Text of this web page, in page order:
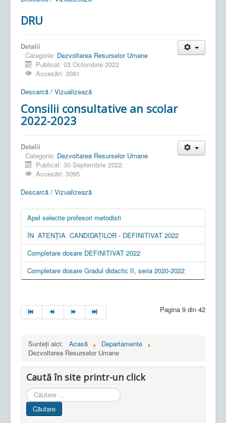
DRU
Detalii
Categorie: Dezvoltarea Resurselor Umane
Publicat: 03 Octombrie 2022
Accesări: 3081
Descarcă / Vizualizează
Consilii consultative an scolar
2022-2023
Detalii
Categorie: Dezvoltarea Resurselor Umane
Publicat: 30 Septembrie 2022
Accesări: 3095
Descarcă / Vizualizează
Apel selectie profesori metodisti
ÎN ATENȚIA CANDIDAȚILOR - DEFINITIVAT 2022
Completare dosare DEFINITIVAT 2022
Completare dosare Gradul didactic II, seria 2020-2022
Pagina 9 din 42
Sunteți aici: Acasă
Departamente
Dezvoltarea Resurselor Umane
Caută în site printr-un click
Cauta
in
site
Căutare